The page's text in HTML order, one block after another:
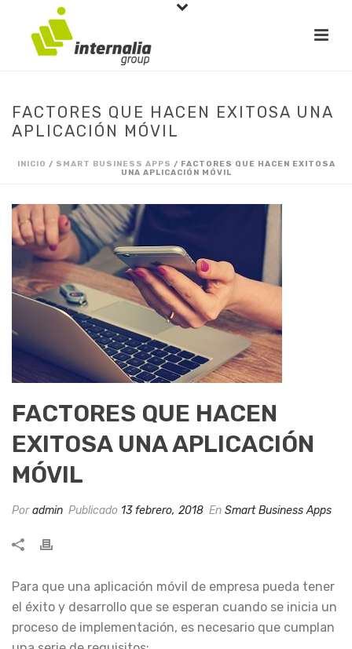
FACTORES QUE HACEN EXITOSA UNA
APLICACIÓN MÓVIL
INICIO / SMART BUSINESS APPS / FACTORES QUE HACEN EXITOSA
UNA APLICACIÓN MÓVIL
FACTORES QUE HACEN
EXITOSA UNA APLICACIÓN
MÓVIL
Poradmin Publicado 13 febrero, 2018 En Smart Business Apps
Para que una aplicación móvil de empresa pueda tener
el éxito y desarrollo que se esperan cuando se inicia un
proceso de implementación, es necesario que cumplan